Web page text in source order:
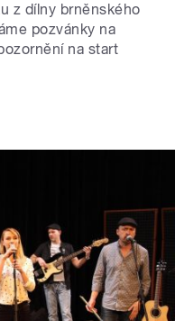
z dílny brněnského
pozvánky na
na start